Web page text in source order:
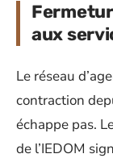
aux
Le réseau
contraction
échappe pas.
de l’IEDOM